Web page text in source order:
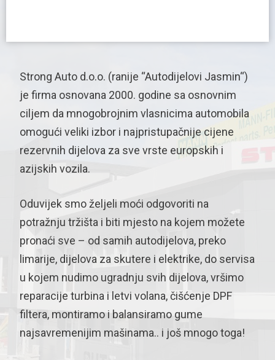
Strong Auto d.o.o. (ranije “Autodijelovi Jasmin“)
je firma osnovana 2000. godine sa osnovnim
ciljem da mnogobrojnim vlasnicima automobila
omogući veliki izbor i najpristupačnije cijene
rezervnih dijelova za sve vrste europskih i
azijskih vozila.
Oduvijek smo željeli moći odgovoriti na
potražnju tržišta i biti mjesto na kojem možete
pronaći sve – od samih autodijelova, preko
limarije, dijelova za skutere i elektrike, do servisa
u kojem nudimo ugradnju svih dijelova, vršimo
reparacije turbina i letvi volana, čišćenje DPF
filtera, montiramo i balansiramo gume
najsavremenijim mašinama.. i još mnogo toga!